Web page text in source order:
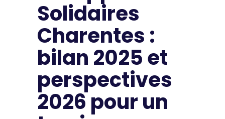
Solidaires
Charentes :
bilan 2025 et
perspectives
2026 pour un